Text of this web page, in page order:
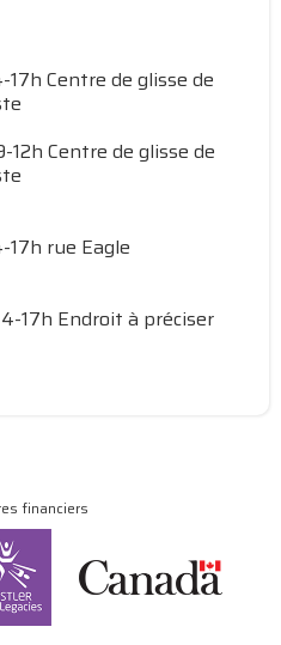
Centre de glisse de
Centre de glisse de
rue Eagle
17h Endroit à préciser
financiers